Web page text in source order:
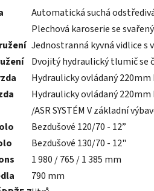
Automatická suchá
Plechová karoserie se
Jednostranná kyvná vidlice
Dvojitý hydraulický tlumič
Hydraulicky ovládaný
Hydraulicky ovládaný
/ASR SYSTÉM V základní
Bezdušové 120/70 - 12”
Bezdušové 130/70 - 12"
1 980 / 765 / 1 385 mm
790 mm